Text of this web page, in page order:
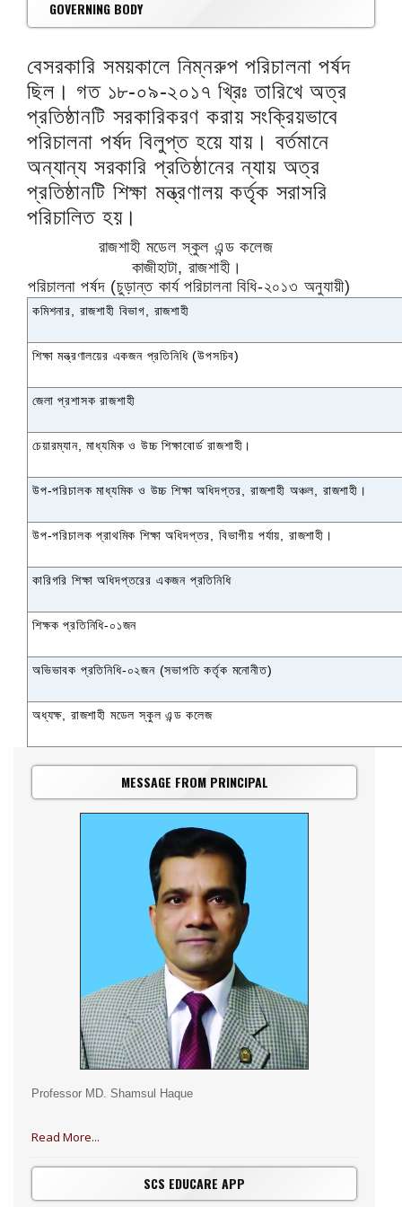
GOVERNING BODY
বেসরকারি সময়কালে নিম্নরুপ পরিচালনা পর্ষদ
ছিল। গত ১৮-০৯-২০১৭ খ্রিঃ তারিখে অত্র
প্রতিষ্ঠানটি সরকারিকরণ করায় সংক্রিয়ভাবে
পরিচালনা পর্ষদ বিলুপ্ত হয়ে যায়। বর্তমানে
অন্যান্য সরকারি প্রতিষ্ঠানের ন্যায় অত্র
প্রতিষ্ঠানটি শিক্ষা মন্ত্রণালয় কর্তৃক সরাসরি
পরিচালিত হয়।
রাজশাহী মডেল স্কুল এন্ড কলেজ
কাজীহাটা, রাজশাহী।
পরিচালনা পর্ষদ (চুড়ান্ত কার্য পরিচালনা বিধি-২০১৩ অনুযায়ী)
কমিশনার, রাজশাহী বিভাগ, রাজশাহী
শিক্ষা মন্ত্রণালয়ের একজন প্রতিনিধি (উপসচিব)
জেলা প্রশাসক রাজশাহী
চেয়ারম্যান,মাধ্যমিক ও উচ্চ শিক্ষাবোর্ড রাজশাহী।
উপ-পরিচালক মাধ্যমিক ও উচ্চ শিক্ষা অধিদপ্তর, রাজশাহী অঞ্চল, রাজশাহী।
উপ-পরিচালক প্রাথমিক শিক্ষা অধিদপ্তর, বিভাগীয় পর্যায়, রাজশাহী।
কারিগরি শিক্ষা অধিদপ্তরের একজন প্রতিনিধি
শিক্ষক প্রতিনিধি-০১জন
অভিভাবক প্রতিনিধি-০২জন (সভাপতি কর্তৃক মনোনীত)
অধ্যক্ষ, রাজশাহী মডেল স্কুল এন্ড কলেজ
MESSAGE FROM PRINCIPAL
Professor MD. Shamsul Haque
Read More...
SCS EDUCARE APP